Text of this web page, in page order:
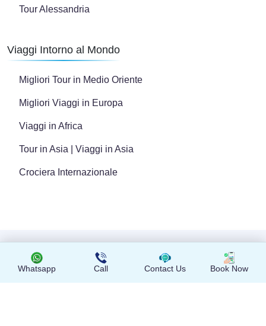
Whatsapp Call Contact Us Book Now
Tour Alessandria
Viaggi Intorno al Mondo
Migliori Tour in Medio Oriente
Migliori Viaggi in Europa
Viaggi in Africa
Tour in Asia | Viaggi in Asia
Crociera Internazionale